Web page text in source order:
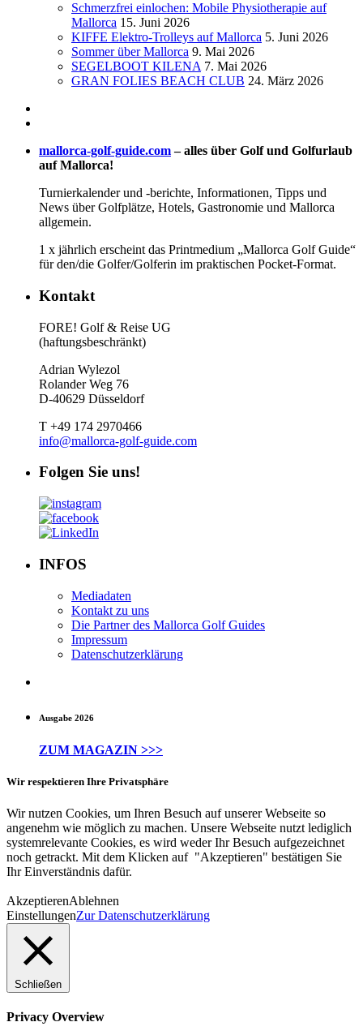
Schmerzfrei einlochen: Mobile Physiotherapie auf
Mallorca 15. Juni 2026
KIFFE Elektro-Trolleys auf Mallorca 5. Juni 2026
Sommer über Mallorca 9. Mai 2026
SEGELBOOT KILENA 7. Mai 2026
GRAN FOLIES BEACH CLUB 24. März 2026
mallorca-golf-guide.com– alles über Golf und Golfurlaub
auf Mallorca!
Turnierkalender und -berichte, Informationen, Tipps und
News über Golfplätze, Hotels, Gastronomie und Mallorca
allgemein.
1 x jährlich erscheint das Printmedium „Mallorca Golf Guide“
für den/die Golfer/Golferin im praktischen Pocket-Format.
Kontakt
FORE! Golf & Reise UG
(haftungsbeschränkt)
Adrian Wylezol
Rolander Weg 76
D-40629 Düsseldorf
T +49 174 2970466
info@mallorca-golf-guide.com
Folgen Sie uns!
INFOS
Mediadaten
Kontakt zu uns
Die Partner des Mallorca Golf Guides
Impressum
Datenschutzerklärung
Ausgabe 2026
ZUM MAGAZIN >>>
Wir respektieren Ihre Privatsphäre
Wir nutzen Cookies, um Ihren Besuch auf unserer Webseite so
angenehm wie möglich zu machen. Unsere Webseite nutzt lediglich
systemrelevante Cookies, es wird weder Ihr Besuch aufgezeichnet
noch getrackt. Mit dem Klicken auf "Akzeptieren" bestätigen Sie
Ihr Einverständnis dafür.
AkzeptierenAblehnen
EinstellungenZur Datenschutzerklärung
Schließen
Privacy Overview